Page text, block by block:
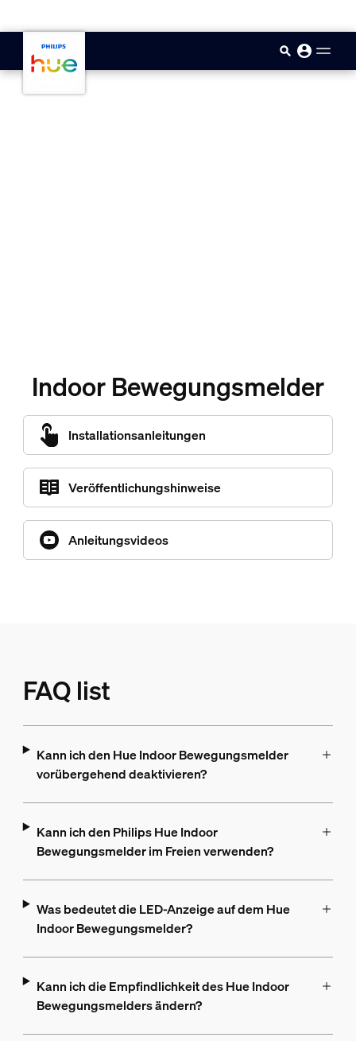
Indoor Bewegungsmelder
Installationsanleitungen
Veröffentlichungshinweise
Anleitungsvideos
FAQ list
Kann ich den Hue Indoor Bewegungsmelder
vorübergehend deaktivieren?
Kann ich den Philips Hue Indoor
Bewegungsmelder im Freien verwenden?
Was bedeutet die LED-Anzeige auf dem Hue
Indoor Bewegungsmelder?
Kann ich die Empfindlichkeit des Hue Indoor
Bewegungsmelders ändern?